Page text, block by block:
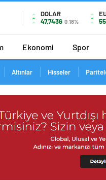
DOLAR
47,7436 0.18%
Ekonomi Spor
Altınlar Hisseler